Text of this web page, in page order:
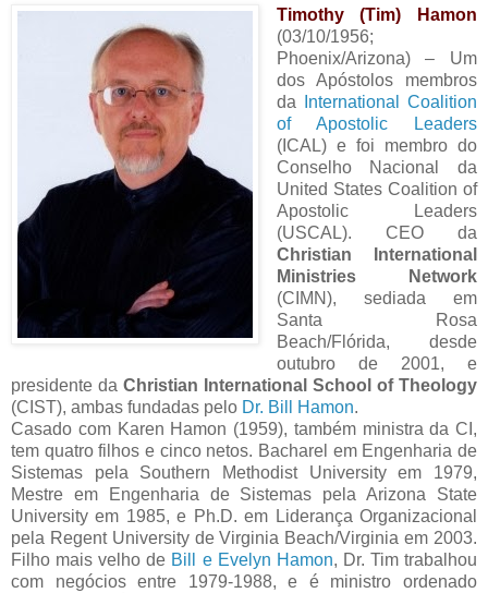
Timothy (Tim) Hamon
(03/10/1956;
Phoenix/Arizona) – Um
dos Apóstolos membros
da
International Coalition
of Apostolic Leaders
(ICAL) e foi membro do
Conselho Nacional da
United States Coalition of
Apostolic Leaders
(USCAL). CEO da
Christian International
Ministries Network
(CIMN), sediada em
Santa Rosa
Beach/Flórida, desde
outubro de 2001, e
presidente da Christian International School of Theology
(CIST), ambas fundadas pelo Dr. Bill Hamon.
Casado com Karen Hamon (1959), também ministra da CI,
tem quatro filhos e cinco netos. Bacharel em Engenharia de
Sistemas pela Southern Methodist University em 1979,
Mestre em Engenharia de Sistemas pela Arizona State
University em 1985, e Ph.D. em Liderança Organizacional
pela Regent University de Virginia Beach/Virginia em 2003.
Filho mais velho de Bill e Evelyn Hamon, Dr. Tim trabalhou
com negócios entre 1979-1988, e é ministro ordenado